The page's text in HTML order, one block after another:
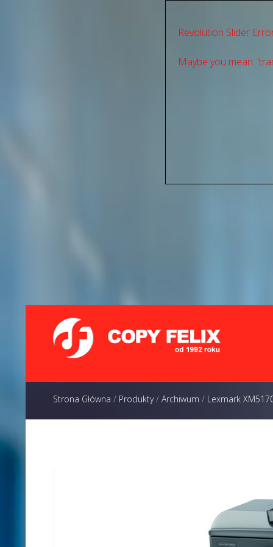
Revolution Slider
Maybe you mean:
Strona Główna / Produkty/ Archiwum / Lexmark